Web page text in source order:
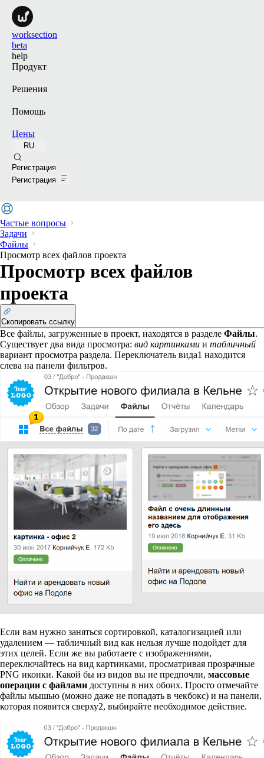
worksection
beta
help
Продукт
Решения
Помощь
Цены
RU
Регистрация
Регистрация
Частые вопросы
Задачи
Файлы
Просмотр всех файлов проекта
Просмотр всех файлов
проекта
Скопировать ссылку
Все файлы, загруженные в проект, находятся в разделе Файлы.
Существует два вида просмотра: вид картинками и табличный
вариант просмотра раздела. Переключатель вида1 находится
слева на панели фильтров.
Если вам нужно заняться сортировкой, каталогизацией или
удалением — табличный вид как нельзя лучше подойдет для
этих целей. Если же вы работаете с изображениями,
переключайтесь на вид картинками, просматривая прозрачные
PNG иконки. Какой бы из видов вы не предпочли, массовые
операции с файлами доступны в них обоих. Просто отмечайте
файлы мышью (можно даже не попадать в чекбокс) и на панели,
которая появится сверху2, выбирайте необходимое действие.